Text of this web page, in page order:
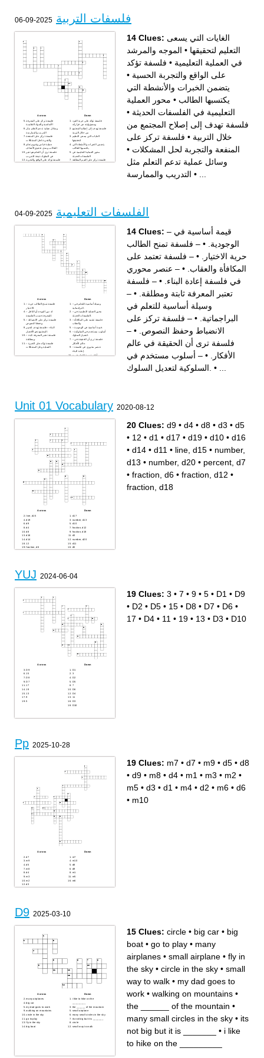
فلسفات التربية 2025-09-06
Across
فلسفة تركز على المعرفة
الأساسية والمواد التقليدية
وسائل عملية تدعم التعلم مثل
التدريب والممارسة
فلسفة تركز على المنفعة
والتجربة لحل المشكلات
عملية قياس وتقويم تعلم
الطالب ومدى تحقيق الأهداف
فلسفة ترى أن التعلم هو تغير
في السلوك نتيجة للتدريب
فلسفة تؤكد على الواقع والتجربة
Down
فلسفة تؤكد على حرية الفرد
ومسؤوليته عن قراراته
فلسفة تهدف إلى إصلاح المجتمع
من خلال التربية
الغايات التي يسعى التعليم
لتحقيقها
يتضمن الخبرات والأنشطة التي
يكتسبها الطالب
محور العملية التعليمية في
الفلسفات الحديثة
فلسفة تركز على القيم المطلقة
14 Clues: الغايات التي يسعى
التعليم لتحقيقها • الموجه والمرشد
في العملية التعليمية • فلسفة تؤكد
على الواقع والتجربة الحسية •
يتضمن الخبرات والأنشطة التي
يكتسبها الطالب • محور العملية
التعليمية في الفلسفات الحديثة •
فلسفة تهدف إلى إصلاح المجتمع من
خلال التربية • فلسفة تركز على
المنفعة والتجربة لحل المشكلات •
وسائل عملية تدعم التعلم مثل
التدريب والممارسة •
الفلسفات التعليمية 2025-09-04
Across
– فلسفة تمنح الطالب حرية
– له دور الموجه أو الناقل
– فلسفة تركز على الانضباط
وحفظ النصوص.
البناء – فلسفة تهدف لتغيير
المجتمع نحو الأفضل.
– فلسفة تعتبر المعرفة ثابتة
– فلسفة تؤكد على الخبرة
العملية وحل المشكلات.
Down
– وسيلة أساسية للتعلم في
البراجماتية.
– محور العملية التعليمية في
– فلسفة تعتمد على المكافأة
والعقاب.
– قيمة أساسية في الوجودية.
– أسلوب مستخدم في السلوكية
لتعديل السلوك.
– فلسفة ترى أن الحقيقة في
– عنصر محوري في فلسفة
– أداة رئيسية للتعلم في
14 Clues: – قيمة أساسية في
الوجودية. • – فلسفة تمنح الطالب
حرية الاختيار.
• – فلسفة تعتمد على
المكافأة والعقاب. • – عنصر محوري
في فلسفة إعادة البناء. • – فلسفة
تعتبر المعرفة ثابتة ومطلقة. •
–
وسيلة أساسية للتعلم في
البراجماتية. • – فلسفة تركز على
الانضباط وحفظ النصوص. •
–
فلسفة ترى أن الحقيقة في عالم
الأفكار.
• – أسلوب مستخدم في
•
Unit 01 Vocabulary 2020-08-12
Across
line, d15
d19
d9
d4
d8
d16
d14
12
fraction, d6
Down
d17
number, d13
d10
fraction, d12
fraction, d18
d3
number, d20
d11
d5
20 Clues: d9 • d4 • d8 • d3 • d5
• 12 • d1 • d17 • d19 • d10 • d16
• d14 • d11 • line, d15 • number,
d13 • number, d20 • percent, d7
• fraction, d6 • fraction, d12 •
fraction, d18
YUJ 2024-06-04
Across
D9
15
D8
D7
17
19
13
9
5
Down
D1
3
D2
D5
7
D6
D4
11
D3
D10
19 Clues: 3 • 7 • 9 • 5 • D1 • D9
• D2 • D5 • 15 • D8 • D7 • D6 •
17 • D4 • 11 • 19 • 13 • D3 • D10
Pp 2025-10-28
Across
d7
m9
d5
m8
d4
m3
m2
d3
d1
Down
m7
m10
d8
d9
m1
m5
m6
19 Clues: m7 • d7 • m9 • d5 • d8
• d9 • m8 • d4 • m1 • m3 • m2 •
m5 • d3 • d1 • m4 • d2 • m6 • d6
• m10
D9 2025-03-10
Across
many airplanes
big car
my dad goes to work
walking on mountains
circle in the sky
go to play
fly in the sky
big boat
Down
i like to hike on the
the ______ of the mountain
small airplane
many small circles in the sky
its not big but it is _______
circle
small way to walk
15 Clues: circle • big car • big
boat • go to play • many
airplanes • small airplane • fly in
the sky • circle in the sky • small
way to walk • my dad goes to
work • walking on mountains •
the ______ of the mountain •
many small circles in the sky • its
not big but it is _______
• i like
to hike on the _________